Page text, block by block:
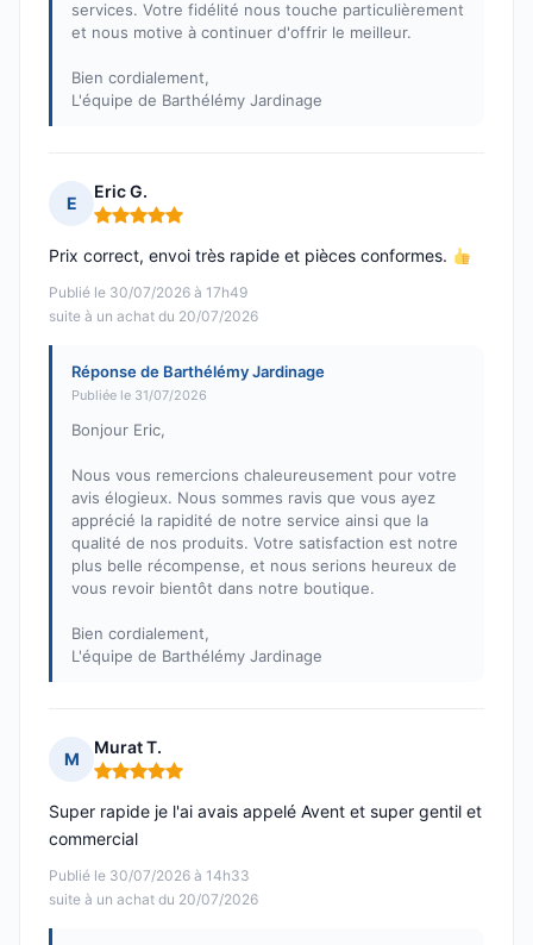
services. Votre fidélité nous touche particulièrement
et nous motive à continuer d'offrir le meilleur.
Bien cordialement,
L'équipe de Barthélémy Jardinage
E
Eric G.
Note : 5 sur 5
Publié le 30/07/2026 à 17h49
suite à un achat du 20/07/2026
Prix correct, envoi très rapide et pièces conformes.
Réponse de Barthélémy Jardinage
Publiée le 31/07/2026
Bonjour Eric,
Nous vous remercions chaleureusement pour votre
avis élogieux. Nous sommes ravis que vous ayez
apprécié la rapidité de notre service ainsi que la
qualité de nos produits. Votre satisfaction est notre
plus belle récompense, et nous serions heureux de
vous revoir bientôt dans notre boutique.
Bien cordialement,
L'équipe de Barthélémy Jardinage
M
Murat T.
Note : 5 sur 5
Publié le 30/07/2026 à 14h33
suite à un achat du 20/07/2026
Super rapide je l'ai avais appelé Avent et super gentil et
commercial